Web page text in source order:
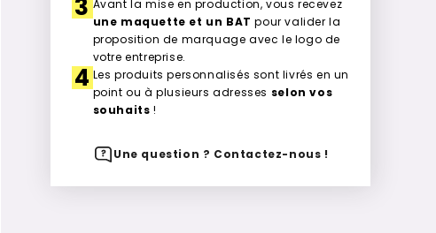
3 Avant la mise en production, vous recevez
une maquette et un BAT pour valider la
proposition de marquage avec le logo de
votre entreprise.
4 Les produits personnalisés sont livrés en un
point ou à plusieurs adresses selon vos
souhaits !
Une question ? Contactez-nous !